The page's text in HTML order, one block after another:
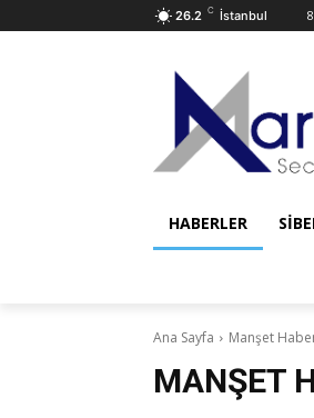
26.2 C İstanbul
HABERLER
Ana Sayfa Manşet
MANŞET